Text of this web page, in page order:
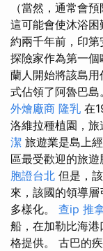
（當然，通常會
這可能會使沐浴
約兩千年前，印
探險家作為第一
蘭人開始將該島
式佔領了阿魯巴島
外燴廠商 隆乳 在
洛維拉種植園，旅
潔 旅遊業是島上
區最受歡迎的旅遊
胞證台北 但是，
來，該國的領導
多樣化。 查ip 推
船，在加勒比海港
格提供。 古巴的